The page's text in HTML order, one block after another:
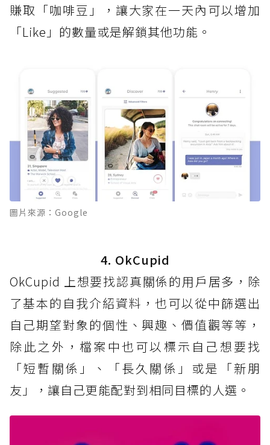
賺取「咖啡豆」，讓大家在一天內可以增加
「Like」的數量或是解鎖其他功能。
圖片來源：Google
4. OkCupid
OkCupid 上想要找認真關係的用戶居多，除
了基本的自我介紹資料，也可以從中篩選出
自己期望對象的個性、興趣、價值觀等等，
除此之外，檔案中也可以標示自己想要找
「短暫關係」、「長久關係」或是「新朋
友」，讓自己更能配對到相同目標的人選。